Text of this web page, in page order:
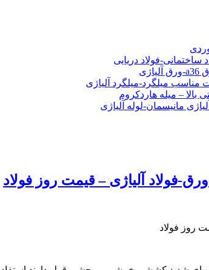
ساختمانی-فولاد دریایی
مناسب میلگرد-میلگرد آلیاژی
– میله هاردکروم
مانیسمان-لوله آلیاژی